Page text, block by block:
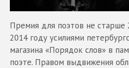
Премия для поэтов не старше
2014 году усилиями
магазина «Порядок слов» в
поэте. Правом выдвижения